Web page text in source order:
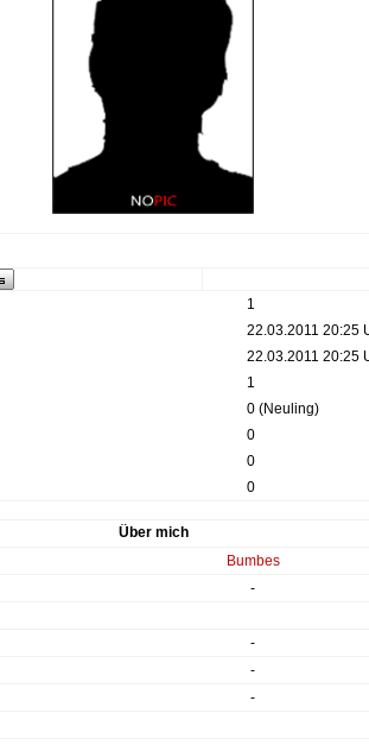
1
22.03.2011 20:25
22.03.2011 20:25
1
0 (Neuling)
0
0
0
Über mich
Bumbes
-
-
-
-